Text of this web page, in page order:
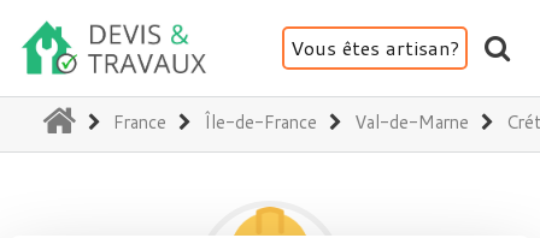
Vous êtes artisan?
(current)
France Île-de-France Val-de-Marne